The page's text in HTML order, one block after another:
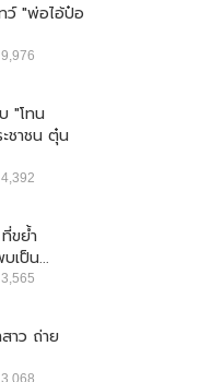
ว์ "พ่อไอ้ป๋อ
9,976
"โทน
ชาชน ตุ๋น
4,392
ขย้ำ
เป็น...
3,565
าว ถ่าย
3,068